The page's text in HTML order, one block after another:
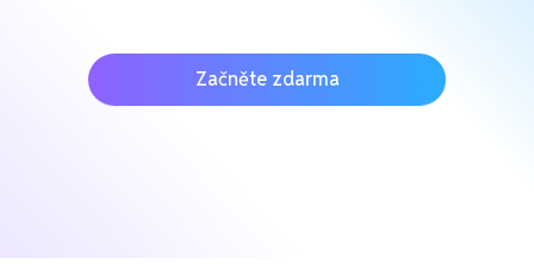
Začněte zdarma